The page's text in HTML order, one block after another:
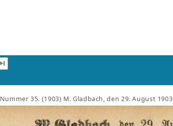
Nummer 35. (1903) M. Gladbach, den 29. August 1903